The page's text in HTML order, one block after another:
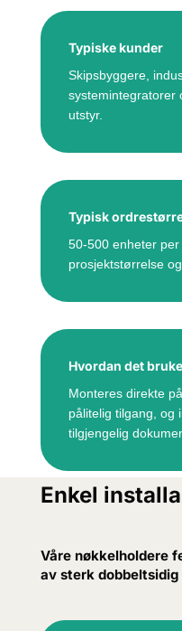
Typiske kunder
Skipsbyggere,
systemintegratorer
utstyr.
Typisk
50-500 enheter
prosjektstørrelse
Hvordan det
Monteres direkte
pålitelig tilgang, og
tilgjengelig
Enkel
Våre nøkkelholdere
av sterk dobbeltsidig